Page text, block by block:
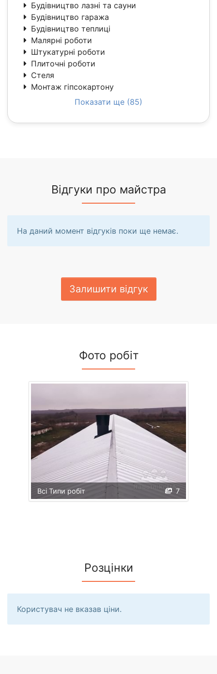
Будівництво лазні та сауни
Будівництво гаража
Будівництво теплиці
Малярні роботи
Штукатурні роботи
Плиточні роботи
Стеля
Монтаж гіпсокартону
Показати ще (85)
Відгуки про майстра
На даний момент відгуків поки ще немає.
Залишити відгук
Фото робіт
7
Всі Типи робіт
Розцінки
Користувач не вказав ціни.